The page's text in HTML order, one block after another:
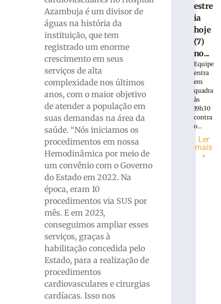
Azambuja é um divisor de
águas na história da
instituição, que tem
registrado um enorme
crescimento em seus
serviços de alta
complexidade nos últimos
anos, com o maior objetivo
de atender a população em
suas demandas na área da
saúde. “Nós iniciamos os
procedimentos em nossa
Hemodinâmica por meio de
um convênio com o Governo
do Estado em 2022. Na
época, eram 10
procedimentos via SUS por
mês. E em 2023,
conseguimos ampliar esses
serviços, graças à
habilitação concedida pelo
Estado, para a realização de
procedimentos
cardiovasculares e cirurgias
cardíacas. Isso nos
estre
ia
hoje
(7)
no...
Equipe
entra
em
quadra
às
19h30
contra
o...
Ler
mais
»